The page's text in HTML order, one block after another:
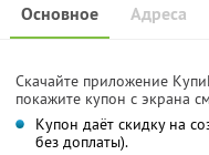
Основное Адреса
Скачайте приложение
покажите купон с экрана
Купон даёт скидку на
без доплаты).